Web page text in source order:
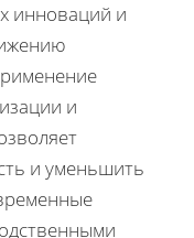
инноваций и
и
и уменьшить